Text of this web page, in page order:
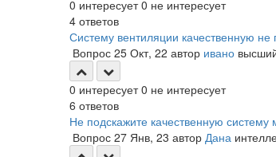
0 интересует 0 не интересует
4 ответов
Систему вентиляции качественную не
Вопрос 25 Окт, 22 автор ивано
0 интересует 0 не интересует
6 ответов
Не подскажите качественную
Вопрос 27 Янв, 23 автор Дана